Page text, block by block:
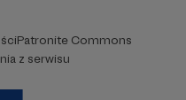
Patronite Commons
z serwisu